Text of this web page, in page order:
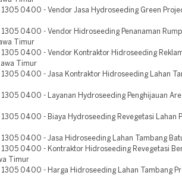
1305 0400 - Vendor Jasa Hydroseeding Green
1305 0400 - Vendor Hidroseeding Penanaman
Timur
1305 0400 - Vendor Kontraktor Hidroseeding
Timur
1305 0400 - Jasa Kontraktor Hidroseeding Lahan
1305 0400 - Layanan Hydroseeding Penghijauan
1305 0400 - Biaya Hydroseeding Revegetasi Lahan
1305 0400 - Jasa Hidroseeding Lahan Tambang
1305 0400 - Kontraktor Hidroseeding Revegetasi
Timur
1305 0400 - Harga Hidroseeding Lahan Tambang